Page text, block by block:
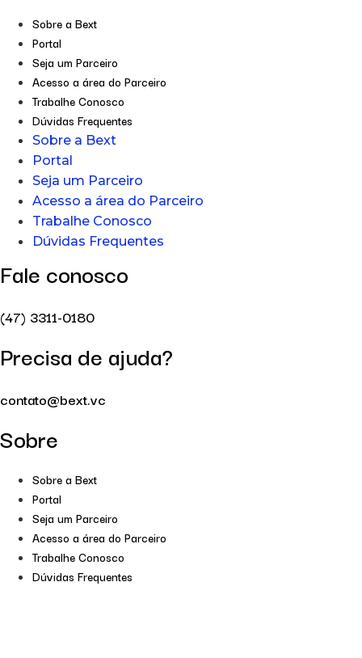
Sobre a Bext
Portal
Seja um Parceiro
Acesso a área do Parceiro
Trabalhe Conosco
Dúvidas Frequentes
Sobre a Bext
Portal
Seja um Parceiro
Acesso a área do Parceiro
Trabalhe Conosco
Dúvidas Frequentes
Fale conosco
(47) 3311-0180
Precisa de ajuda?
contato@bext.vc
Sobre
Sobre a Bext
Portal
Seja um Parceiro
Acesso a área do Parceiro
Trabalhe Conosco
Dúvidas Frequentes